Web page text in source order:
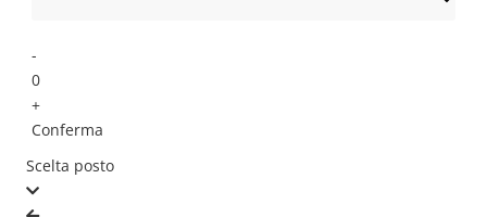
-
0
+
Conferma
Scelta posto